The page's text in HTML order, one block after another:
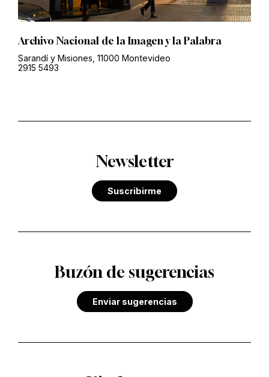
Archivo Nacional de la Imagen y la Palabra
Sarandí y Misiones, 11000 Montevideo
2915 5493
Newsletter
Suscribirme
Buzón de sugerencias
Enviar sugerencias